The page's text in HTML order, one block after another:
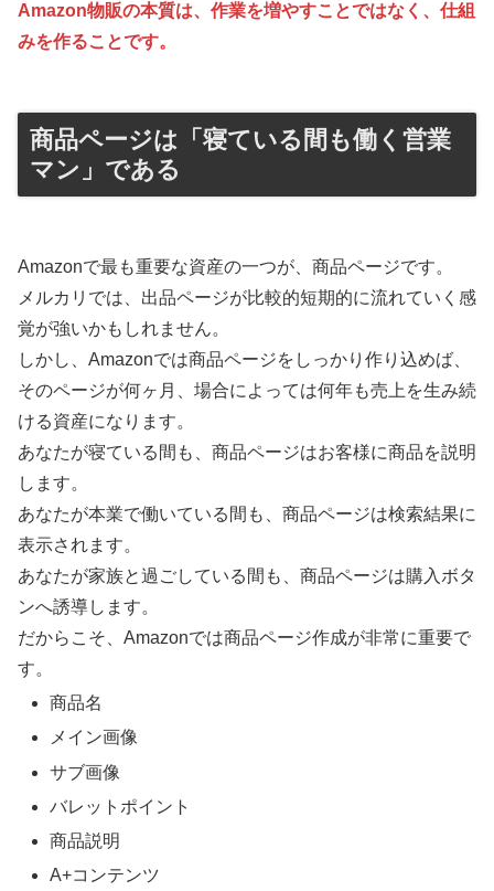
Amazon物販の本質は、作業を増やすことではなく、仕組
みを作ることです。
商品ページは「寝ている間も働く営業
マン」である
Amazonで最も重要な資産の一つが、商品ページです。
メルカリでは、出品ページが比較的短期的に流れていく感
覚が強いかもしれません。
しかし、Amazonでは商品ページをしっかり作り込めば、
そのページが何ヶ月、場合によっては何年も売上を生み続
ける資産になります。
あなたが寝ている間も、商品ページはお客様に商品を説明
します。
あなたが本業で働いている間も、商品ページは検索結果に
表示されます。
あなたが家族と過ごしている間も、商品ページは購入ボタ
ンへ誘導します。
だからこそ、Amazonでは商品ページ作成が非常に重要で
す。
商品名
メイン画像
サブ画像
バレットポイント
商品説明
A+コンテンツ